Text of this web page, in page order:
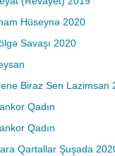
Hüseynə 2020
Savaşı 2020
Biraz Sen Lazimsan
Qadın
Qadın
Qartallar Şuşada